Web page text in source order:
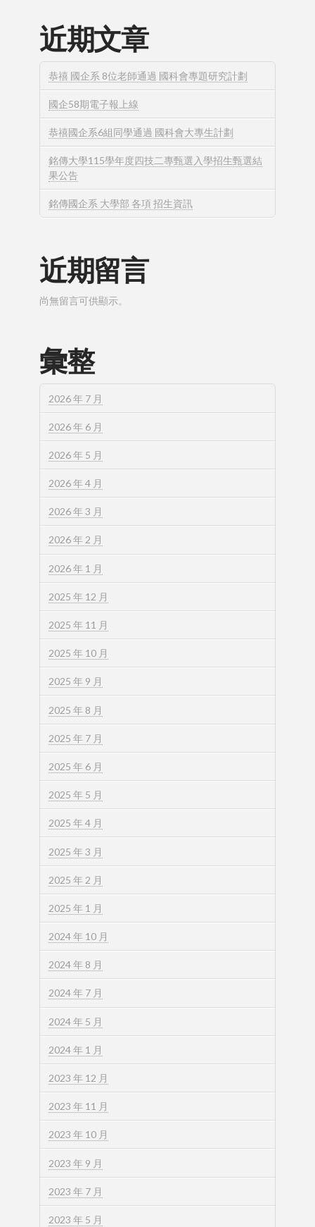
近期文章
恭禧 國企系 8位老師通過 國科會專題研究計劃
國企58期電子報上線
恭禧國企系6組同學通過 國科會大專生計劃
銘傳大學115學年度四技二專甄選入學招生甄選結
果公告
銘傳國企系 大學部 各項 招生資訊
近期留言
尚無留言可供顯示。
彙整
2026 年 7 月
2026 年 6 月
2026 年 5 月
2026 年 4 月
2026 年 3 月
2026 年 2 月
2026 年 1 月
2025 年 12 月
2025 年 11 月
2025 年 10 月
2025 年 9 月
2025 年 8 月
2025 年 7 月
2025 年 6 月
2025 年 5 月
2025 年 4 月
2025 年 3 月
2025 年 2 月
2025 年 1 月
2024 年 10 月
2024 年 8 月
2024 年 7 月
2024 年 5 月
2024 年 1 月
2023 年 12 月
2023 年 11 月
2023 年 10 月
2023 年 9 月
2023 年 7 月
2023 年 5 月